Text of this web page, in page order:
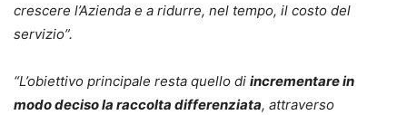
crescere l’Azienda e a ridurre, nel tempo, il costo del
servizio”.
“L’obiettivo principale resta quello di incrementare in
modo deciso la raccolta differenziata, attraverso